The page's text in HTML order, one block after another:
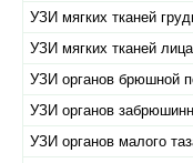
УЗИ мягких тканей
УЗИ мягких тканей лица
УЗИ органов брюшной
УЗИ органов
УЗИ органов малого